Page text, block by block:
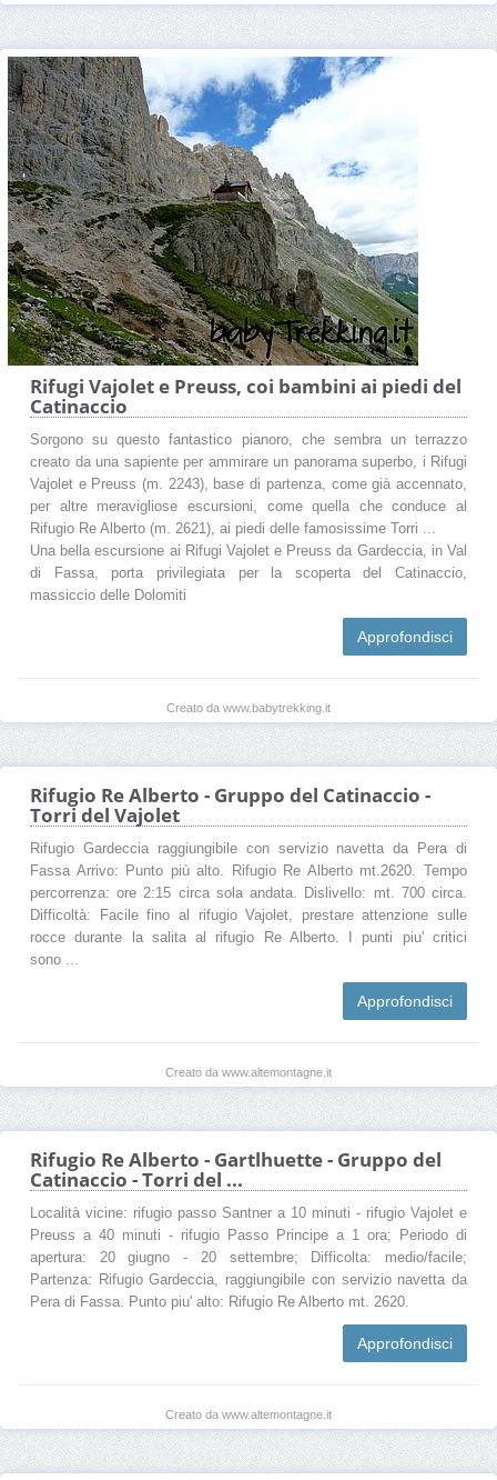
Rifugi Vajolet e Preuss, coi bambini ai piedi del
Catinaccio
Sorgono su questo fantastico pianoro, che sembra un terrazzo
creato da una sapiente per ammirare un panorama superbo, i Rifugi
Vajolet e Preuss (m. 2243), base di partenza, come già accennato,
per altre meravigliose escursioni, come quella che conduce al
Rifugio Re Alberto (m. 2621), ai piedi delle famosissime Torri ...
Una bella escursione ai Rifugi Vajolet e Preuss da Gardeccia, in Val
di Fassa, porta privilegiata per la scoperta del Catinaccio,
massiccio delle Dolomiti
Approfondisci
Creato da www.babytrekking.it
Rifugio Re Alberto - Gruppo del Catinaccio -
Torri del Vajolet
Rifugio Gardeccia raggiungibile con servizio navetta da Pera di
Fassa Arrivo: Punto più alto. Rifugio Re Alberto mt.2620. Tempo
percorrenza: ore 2:15 circa sola andata. Dislivello: mt. 700 circa.
Difficoltà: Facile fino al rifugio Vajolet, prestare attenzione sulle
rocce durante la salita al rifugio Re Alberto. I punti piu' critici
sono ...
Approfondisci
Creato da www.altemontagne.it
Rifugio Re Alberto - Gartlhuette - Gruppo del
Catinaccio - Torri del ...
Località vicine: rifugio passo Santner a 10 minuti - rifugio Vajolet e
Preuss a 40 minuti - rifugio Passo Principe a 1 ora; Periodo di
apertura: 20 giugno - 20 settembre; Difficolta: medio/facile;
Partenza: Rifugio Gardeccia, raggiungibile con servizio navetta da
Pera di Fassa. Punto piu' alto: Rifugio Re Alberto mt. 2620.
Approfondisci
Creato da www.altemontagne.it